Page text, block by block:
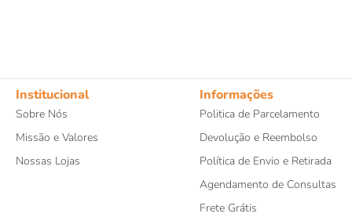
Institucional
Sobre Nós
Missão e Valores
Nossas Lojas
Informações
Politica de Parcelamento
Devolução e Reembolso
Política de Envio e Retirada
Agendamento de Consultas
Frete Grátis